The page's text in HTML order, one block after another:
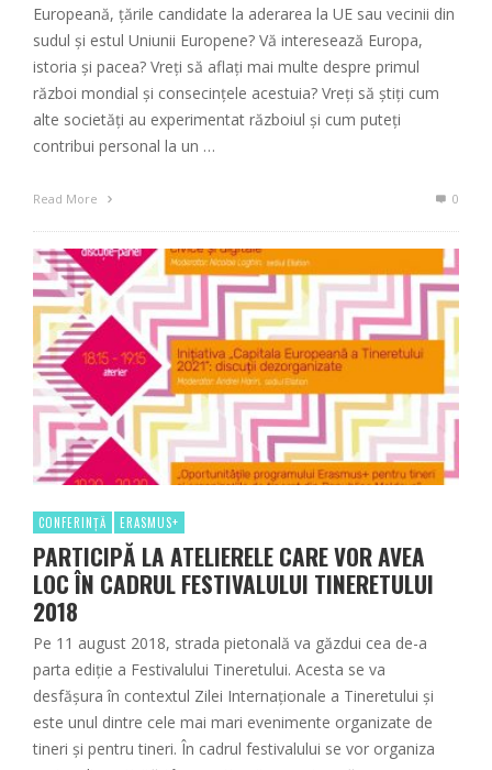
Europeană, țările candidate la aderarea la UE sau vecinii din
sudul și estul Uniunii Europene? Vă interesează Europa,
istoria și pacea? Vreți să aflați mai multe despre primul
război mondial și consecințele acestuia? Vreți să știți cum
alte societăți au experimentat războiul și cum puteți
contribui personal la un …
Read More 0
CONFERINȚĂ ERASMUS+
PARTICIPĂ LA ATELIERELE CARE VOR AVEA
LOC ÎN CADRUL FESTIVALULUI TINERETULUI
2018
Pe 11 august 2018, strada pietonală va găzdui cea de-a
parta ediție a Festivalului Tineretului. Acesta se va
desfășura în contextul Zilei Internaționale a Tineretului și
este unul dintre cele mai mari evenimente organizate de
tineri și pentru tineri. În cadrul festivalului se vor organiza